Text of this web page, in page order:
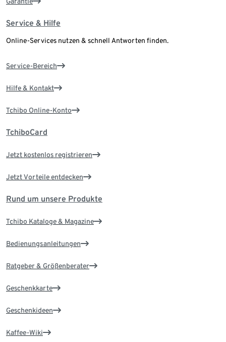
Service & Hilfe
Online-Services nutzen & schnell Antworten finden.
Service-Bereich
Hilfe & Kontakt
Tchibo Online-Konto
TchiboCard
Jetzt kostenlos registrieren
Jetzt Vorteile entdecken
Rund um unsere Produkte
Tchibo Kataloge & Magazine
Bedienungsanleitungen
Ratgeber & Größenberater
Geschenkkarte
Geschenkideen
Kaffee-Wiki